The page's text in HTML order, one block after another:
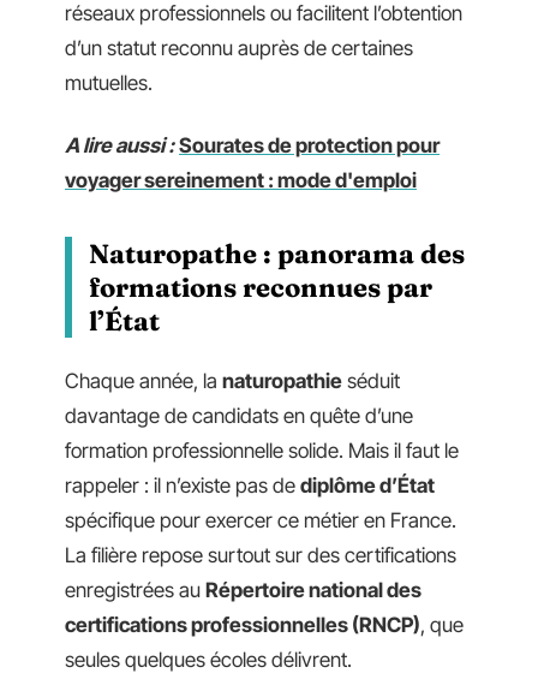
réseaux professionnels ou facilitent l’obtention
d’un statut reconnu auprès de certaines
mutuelles.
A lire aussi : Sourates de protection pour
voyager sereinement : mode d'emploi
Naturopathe : panorama des
formations reconnues par
l’État
Chaque année, la naturopathie séduit
davantage de candidats en quête d’une
formation professionnelle solide. Mais il faut le
rappeler : il n’existe pas de diplôme d’État
spécifique pour exercer ce métier en France.
La filière repose surtout sur des certifications
enregistrées au Répertoire national des
certifications professionnelles (RNCP), que
seules quelques écoles délivrent.